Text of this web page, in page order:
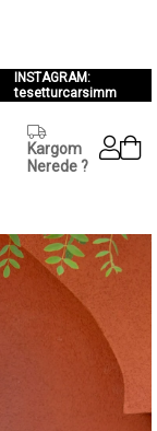
INSTAGRAM:
tesetturcarsimm
Kargom
Nerede ?